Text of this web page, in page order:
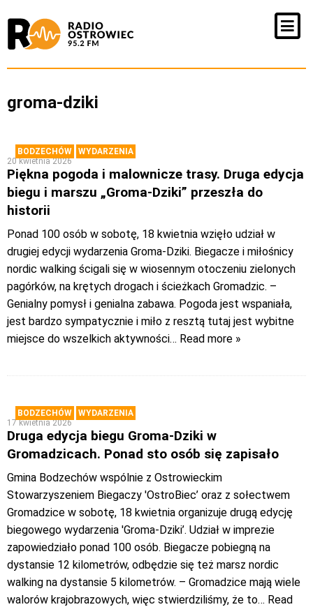
groma-dziki
BODZECHÓW
WYDARZENIA
20 kwietnia 2026
Piękna pogoda i malownicze trasy. Druga edycja
biegu i marszu „Groma-Dziki” przeszła do
historii
Ponad 100 osób w sobotę, 18 kwietnia wzięło udział w
drugiej edycji wydarzenia Groma-Dziki. Biegacze i miłośnicy
nordic walking ścigali się w wiosennym otoczeniu zielonych
pagórków, na krętych drogach i ścieżkach Gromadzic. –
Genialny pomysł i genialna zabawa. Pogoda jest wspaniała,
jest bardzo sympatycznie i miło z resztą tutaj jest wybitne
miejsce do wszelkich aktywności… Read more »
BODZECHÓW
WYDARZENIA
17 kwietnia 2026
Druga edycja biegu Groma-Dziki w
Gromadzicach. Ponad sto osób się zapisało
Gmina Bodzechów wspólnie z Ostrowieckim
Stowarzyszeniem Biegaczy 'OstroBiec’ oraz z sołectwem
Gromadzice w sobotę, 18 kwietnia organizuje drugą edycję
biegowego wydarzenia 'Groma-Dziki’. Udział w imprezie
zapowiedziało ponad 100 osób. Biegacze pobiegną na
dystansie 12 kilometrów, odbędzie się też marsz nordic
walking na dystansie 5 kilometrów. – Gromadzice mają wiele
walorów krajobrazowych, więc stwierdziliśmy, że to… Read